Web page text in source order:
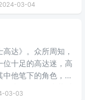
手腕。后来从她这
隐藏着腹黑的本
03-04
达》。众所周知，
位十足的高达迷，高
他笔下的角色，很
03-03